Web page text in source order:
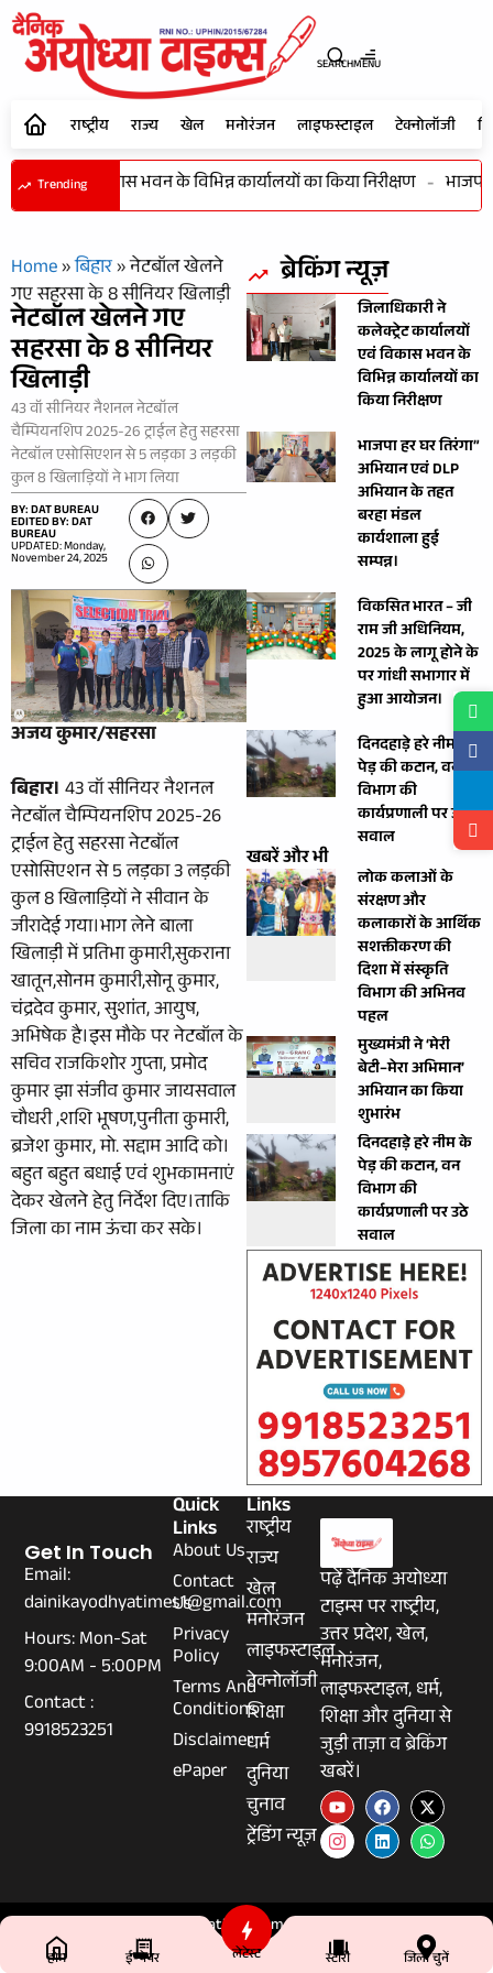
SEARCHMENU
राष्ट्रीय राज्य खेल मनोरंजन लाइफस्टाइल टेक्नोलॉजी
Trendingएवं विकास भवन के विभिन्न कार्यालयों का किया निरीक्षण भाजपा
Home»बिहार»नेटबॉल खेलने
गए सहरसा के 8 सीनियर खिलाड़ी
नेटबॉल खेलने गए
सहरसा के 8 सीनियर
खिलाड़ी
43 वॉ सीनियर नैशनल नेटबॉल
चैम्पियनशिप 2025-26 ट्राईल हेतु सहरसा
नेटबॉल एसोसिएशन से 5 लड़का 3 लड़की
कुल 8 खिलाड़ियों ने भाग लिया
BY: DAT BUREAU
EDITED BY: DAT
BUREAU
UPDATED: Monday,
November 24, 2025
अजय कुमार/सहरसा
बिहार। 43 वॉ सीनियर नैशनल
नेटबॉल चैम्पियनशिप 2025-26
ट्राईल हेतु सहरसा नेटबॉल
एसोसिएशन से 5 लड़का 3 लड़की
कुल 8 खिलाड़ियों ने सीवान के
जीरादेई गया।भाग लेने बाला
खिलाड़ी में प्रतिभा कुमारी,सुकराना
खातून,सोनम कुमारी,सोनू कुमार,
चंद्रदेव कुमार, सुशांत, आयुष,
अभिषेक है।इस मौके पर नेटबॉल के
सचिव राजकिशोर गुप्ता, प्रमोद
कुमार झा संजीव कुमार जायसवाल
चौधरी ,शशि भूषण,पुनीता कुमारी,
ब्रजेश कुमार, मो. सद्दाम आदि को।
बहुत बहुत बधाई एवं शुभकामनाएं
देकर खेलने हेतु निर्देश दिए।ताकि
जिला का नाम ऊंचा कर सके।
ब्रेकिंग न्यूज़
जिलाधिकारी ने
कलेक्ट्रेट कार्यालयों
एवं विकास भवन के
विभिन्न कार्यालयों का
किया निरीक्षण
भाजपा हर घर तिरंगा”
अभियान एवं DLP
अभियान के तहत
बरहा मंडल
कार्यशाला हुई
सम्पन्न।
विकसित भारत – जी
राम जी अधिनियम,
2025 के लागू होने के
पर गांधी सभागार में
हुआ आयोजन।
दिनदहाड़े हरे नीम के
पेड़ की कटान, वन
विभाग की
कार्यप्रणाली पर उठे
सवाल
खबरें और भी
लोक कलाओं के
संरक्षण और
कलाकारों के आर्थिक
सशक्तीकरण की
दिशा में संस्कृति
विभाग की अभिनव
पहल
मुख्यमंत्री ने ‘मेरी
बेटी–मेरा अभिमान’
अभियान का किया
शुभारंभ
दिनदहाड़े हरे नीम के
पेड़ की कटान, वन
विभाग की
कार्यप्रणाली पर उठे
सवाल
पढ़ें दैनिक अयोध्या
टाइम्स पर राष्ट्रीय,
उत्तर प्रदेश, खेल,
मनोरंजन,
लाइफस्टाइल, धर्म,
शिक्षा और दुनिया से
जुड़ी ताज़ा व ब्रेकिंग
खबरें।
Links
राष्ट्रीय
राज्य
खेल
मनोरंजन
लाइफस्टाइल
टेक्नोलॉजी
शिक्षा
धर्म
दुनिया
चुनाव
ट्रेंडिंग न्यूज़
Quick
Links
About Us
Contact
Us
Privacy
Policy
Terms And
Conditions
Disclaimer
ePaper
Get In Touch
Email:
dainikayodhyatimes1@gmail.com
Hours: Mon-Sat
9:00AM - 5:00PM
Contact :
9918523251
© 2026 Dainikayodhyatimes.com - All Rights Reserved.
होम ई-पेपर लेटेस्ट स्टोरी जिला चुनें